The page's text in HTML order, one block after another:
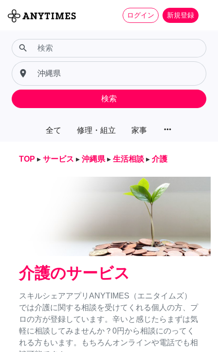
ログイン 新規登録
全て 修理・組立 家事 more_horiz
search
place
検索
TOP ▸ サービス ▸ 沖縄県 ▸ 生活相談 ▸ 介護
介護のサービス
スキルシェアアプリANYTIMES（エニタイムズ）
では介護に関する相談を受けてくれる個人の方、プ
ロの方が登録しています。辛いと感じたらまずは気
軽に相談してみませんか？0円から相談にのってく
れる方もいます。もちろんオンラインや電話でも相